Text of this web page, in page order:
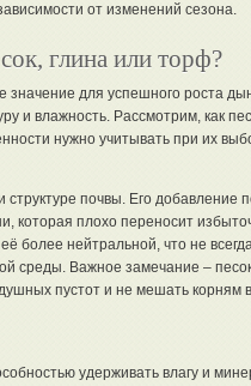
от изменений сезона.
глина или торф?
значение для успешного роста
и влажность. Рассмотрим, как
нужно учитывать при их
почвы. Его добавление
которая плохо переносит
более нейтральной, что не
среды. Важное замечание –
пустот и не мешать корням
удерживать влагу и